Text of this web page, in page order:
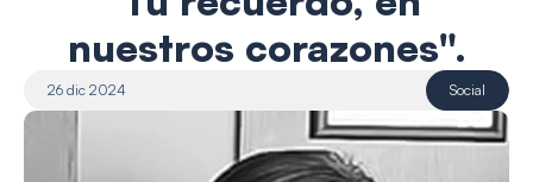
nuestros corazones".
26 dic 2024 Social